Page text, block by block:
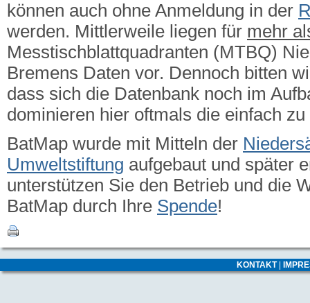
können auch ohne Anmeldung in der
werden. Mittlerweile liegen für mehr
Messtischblattquadranten (MTBQ)
Bremens Daten vor. Dennoch bitten
dass sich die Datenbank noch im
dominieren hier oftmals die einfach
BatMap wurde mit Mitteln der
Umweltstiftung aufgebaut und später
unterstützen Sie den Betrieb und die
BatMap durch Ihre Spende!
KONTAKT|